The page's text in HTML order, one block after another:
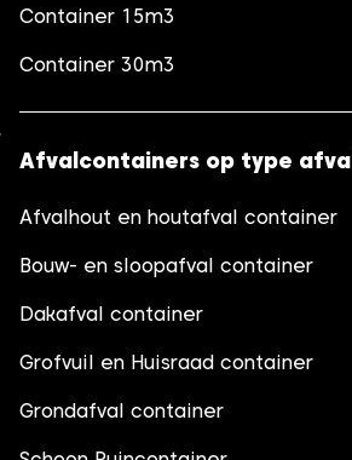
Container 15m3
Container 30m3
Afvalcontainers op type afval
Afvalhout en houtafval container
Bouw- en sloopafval container
Dakafval container
Grofvuil en Huisraad container
Grondafval container